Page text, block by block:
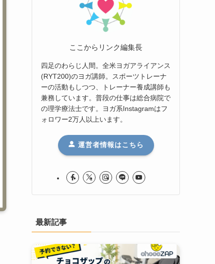
ここからリンク編集長
四足のわらじ人間。全米ヨガアライアンス
(RYT200)のヨガ講師。スポーツトレーナ
ーの活動もしつつ、トレーナー養成講師も
兼務しています。普段の仕事は総合病院で
の理学療法士です。ヨガ系Instagramはフ
ォロワー2万人以上います。
運営者情報はこちら
最新記事